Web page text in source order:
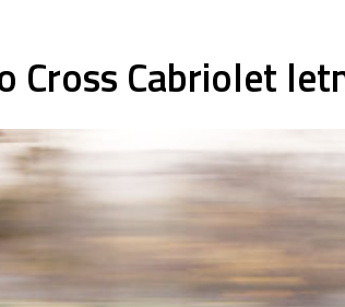
Cross Cabriolet